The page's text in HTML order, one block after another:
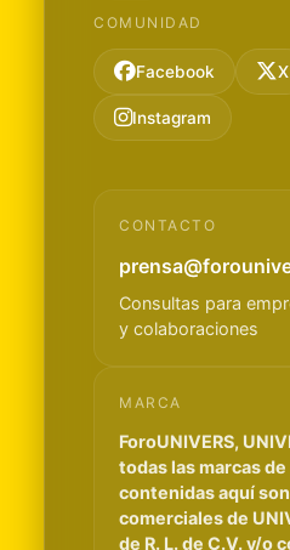
COMUNIDAD
Facebook X
Instagram
CONTACTO
Consultas para
y colaboraciones
MARCA
ForoUNIVERS,
todas las marcas de
contenidas aquí
comerciales de
de R. L. de C.V. y/o